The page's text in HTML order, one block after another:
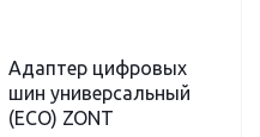
Адаптер цифровых
шин универсальный
(ECO) ZONT